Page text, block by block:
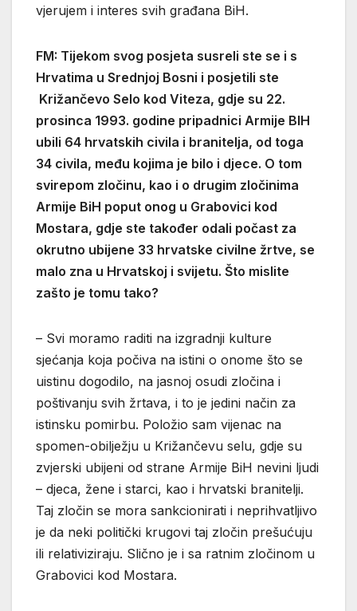
vjerujem i interes svih građana BiH.
FM: Tijekom svog posjeta susreli ste se i s
Hrvatima u Srednjoj Bosni i posjetili ste
Križančevo Selo kod Viteza, gdje su 22.
prosinca 1993. godine pripadnici Armije BIH
ubili 64 hrvatskih civila i branitelja, od toga
34 civila, među kojima je bilo i djece. O tom
svirepom zločinu, kao i o drugim zločinima
Armije BiH poput onog u Grabovici kod
Mostara, gdje ste također odali počast za
okrutno ubijene 33 hrvatske civilne žrtve, se
malo zna u Hrvatskoj i svijetu. Što mislite
zašto je tomu tako?
– Svi moramo raditi na izgradnji kulture
sjećanja koja počiva na istini o onome što se
uistinu dogodilo, na jasnoj osudi zločina i
poštivanju svih žrtava, i to je jedini način za
istinsku pomirbu. Položio sam vijenac na
spomen-obilježju u Križančevu selu, gdje su
zvjerski ubijeni od strane Armije BiH nevini ljudi
– djeca, žene i starci, kao i hrvatski branitelji.
Taj zločin se mora sankcionirati i neprihvatljivo
je da neki politički krugovi taj zločin prešućuju
ili relativiziraju. Slično je i sa ratnim zločinom u
Grabovici kod Mostara.